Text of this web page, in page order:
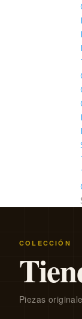
COLECCIÓN
Piezas